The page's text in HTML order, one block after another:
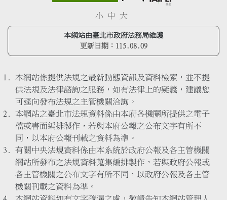
小 中 大
本網站由臺北市政府法務局維護
更新日期： 115.08.09
本網站係提供法規之最新動態資訊及資料檢索，並不提
供法規及法律諮詢之服務，如有法律上的疑義，建議您
可逕向發布法規之主管機關洽詢。
本網站之臺北市法規資料係由本府各機關所提供之電子
檔或書面編排製作，若與本府公報之公布文字有所不
同，以本府公報刊載之資料為準。
有關中央法規資料係由本系統於政府公報及各主管機關
網站所發布之法規資料蒐集編排製作，若與政府公報或
各主管機關之公布文字有所不同，以政府公報及各主管
機關刊載之資料為準。
本網站資料如有文字疏漏之處，敬請告知本網站管理人